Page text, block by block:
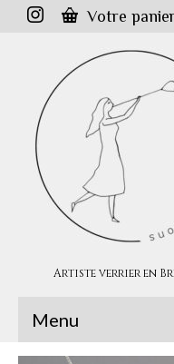
Votre
Artiste verrier en
Menu